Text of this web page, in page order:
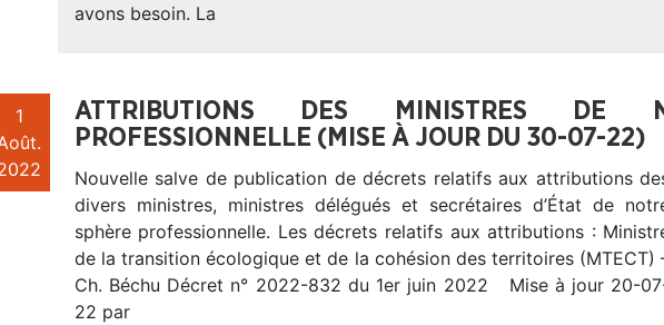
avons besoin. La
1
ATTRIBUTIONS DES MINISTRES DE
PROFESSIONNELLE (MISE À JOUR DU 30-07-22)
Nouvelle salve de publication de décrets relatifs aux attributions
divers ministres, ministres délégués et secrétaires d’État de
sphère professionnelle. Les décrets relatifs aux attributions :
de la transition écologique et de la cohésion des territoires (MTECT)
Ch. Béchu Décret n° 2022-832 du 1er juin 2022 Mise à jour 20-
22 par